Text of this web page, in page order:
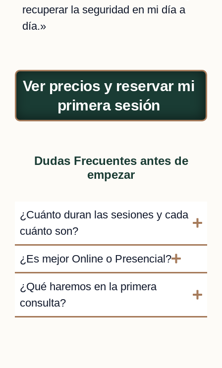
recuperar la seguridad en mi día a
día.»
Ver precios y reservar mi
primera sesión
Dudas Frecuentes antes de
empezar
¿Cuánto duran las sesiones y cada
cuánto son?
¿Es mejor Online o Presencial?
¿Qué haremos en la primera
consulta?